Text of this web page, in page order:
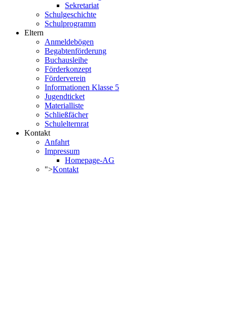
Sekretariat
Schulgeschichte
Schulprogramm
Eltern
Anmeldebögen
Begabtenförderung
Buchausleihe
Förderkonzept
Förderverein
Informationen Klasse 5
Jugendticket
Materialliste
Schließfächer
Schulelternrat
Kontakt
Anfahrt
Impressum
Homepage-AG
">Kontakt